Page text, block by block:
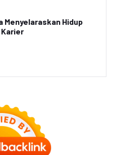
Menyelaraskan Hidup
Karier